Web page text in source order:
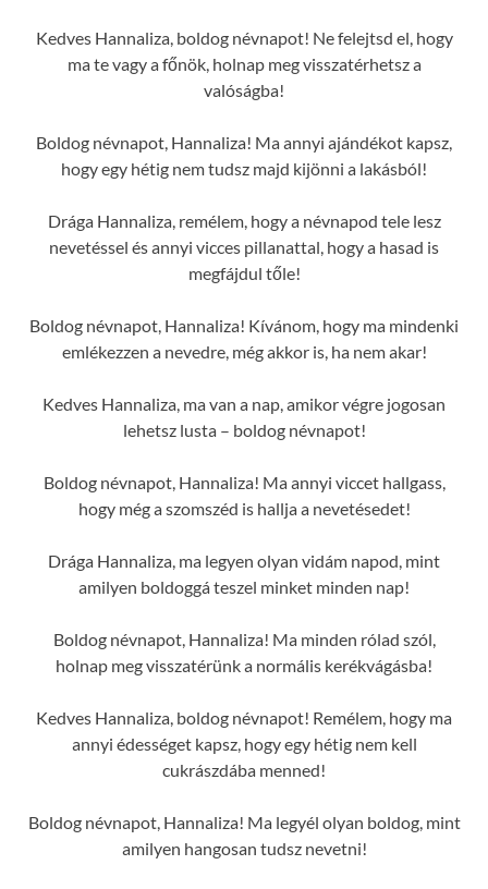
Kedves Hannaliza, boldog névnapot! Ne felejtsd el, hogy
ma te vagy a főnök, holnap meg visszatérhetsz a
valóságba!
Boldog névnapot, Hannaliza! Ma annyi ajándékot kapsz,
hogy egy hétig nem tudsz majd kijönni a lakásból!
Drága Hannaliza, remélem, hogy a névnapod tele lesz
nevetéssel és annyi vicces pillanattal, hogy a hasad is
megfájdul tőle!
Boldog névnapot, Hannaliza! Kívánom, hogy ma mindenki
emlékezzen a nevedre, még akkor is, ha nem akar!
Kedves Hannaliza, ma van a nap, amikor végre jogosan
lehetsz lusta – boldog névnapot!
Boldog névnapot, Hannaliza! Ma annyi viccet hallgass,
hogy még a szomszéd is hallja a nevetésedet!
Drága Hannaliza, ma legyen olyan vidám napod, mint
amilyen boldoggá teszel minket minden nap!
Boldog névnapot, Hannaliza! Ma minden rólad szól,
holnap meg visszatérünk a normális kerékvágásba!
Kedves Hannaliza, boldog névnapot! Remélem, hogy ma
annyi édességet kapsz, hogy egy hétig nem kell
cukrászdába menned!
Boldog névnapot, Hannaliza! Ma legyél olyan boldog, mint
amilyen hangosan tudsz nevetni!